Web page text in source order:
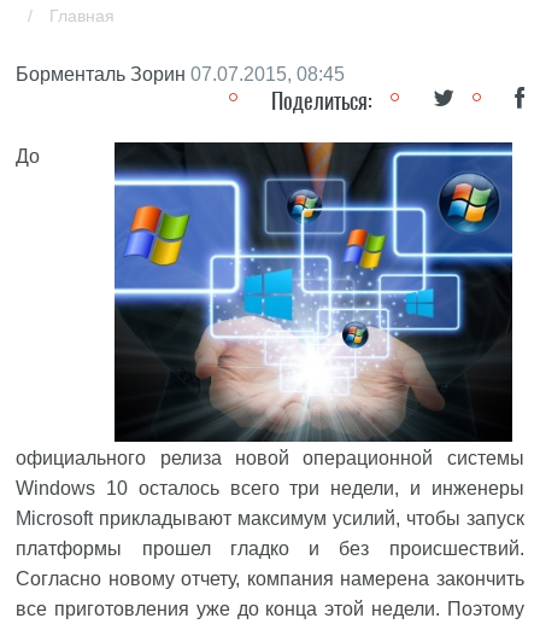
/
Главная
Борменталь Зорин 07.07.2015, 08:45
Поделиться:
До
официального релиза новой операционной системы
Windows 10 осталось всего три недели, и инженеры
Microsoftприкладывают максимум усилий, чтобы запуск
платформы прошел гладко и без происшествий.
Согласно новому отчету, компания намерена закончить
все приготовления уже до конца этой недели. Поэтому